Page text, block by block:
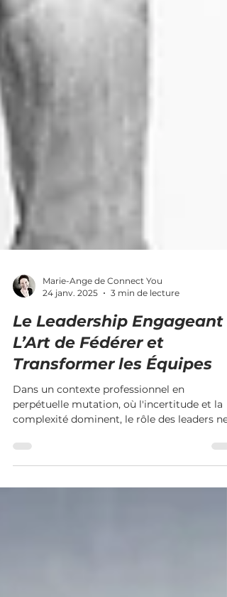
24 janv. 2025
3 min de lecture
Le Leadership Engageant :
L’Art de Fédérer et
Transformer les Équipes
Dans un contexte professionnel en
complexité dominent, le rôle des leaders ne